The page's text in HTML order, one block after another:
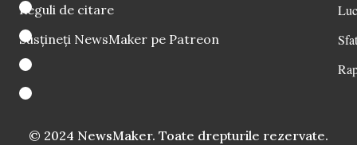
Reguli de citare
Susțineți NewsMaker pe Patreon
© 2024 NewsMaker. Toate drepturile rezervate.